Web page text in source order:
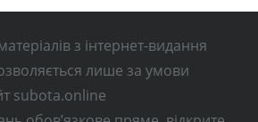
з інтернет-видання
лише за умови
subota.online